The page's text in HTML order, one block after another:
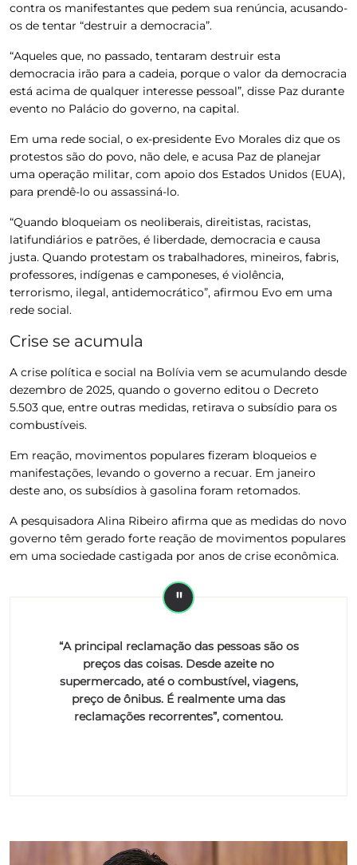
contra os manifestantes que pedem sua renúncia, acusando-
os de tentar “destruir a democracia”.
“Aqueles que, no passado, tentaram destruir esta
democracia irão para a cadeia, porque o valor da democracia
está acima de qualquer interesse pessoal”, disse Paz durante
evento no Palácio do governo, na capital.
Em uma rede social, o ex-presidente Evo Morales diz que os
protestos são do povo, não dele, e acusa Paz de planejar
uma operação militar, com apoio dos Estados Unidos (EUA),
para prendê-lo ou assassiná-lo.
“Quando bloqueiam os neoliberais, direitistas, racistas,
latifundiários e patrões, é liberdade, democracia e causa
justa. Quando protestam os trabalhadores, mineiros, fabris,
professores, indígenas e camponeses, é violência,
terrorismo, ilegal, antidemocrático”, afirmou Evo em uma
rede social.
Crise se acumula
A crise política e social na Bolívia vem se acumulando desde
dezembro de 2025, quando o governo editou o Decreto
5.503 que, entre outras medidas, retirava o subsídio para os
combustíveis.
Em reação, movimentos populares fizeram bloqueios e
manifestações, levando o governo a recuar. Em janeiro
deste ano, os subsídios à gasolina foram retomados.
A pesquisadora Alina Ribeiro afirma que as medidas do novo
governo têm gerado forte reação de movimentos populares
em uma sociedade castigada por anos de crise econômica.
“A principal reclamação das pessoas são os
preços das coisas. Desde azeite no
supermercado, até o combustível, viagens,
preço de ônibus. É realmente uma das
reclamações recorrentes”, comentou.